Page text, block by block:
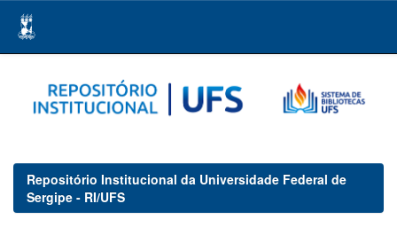
navigation
Repositório Institucional da Universidade Federal de
Sergipe - RI/UFS